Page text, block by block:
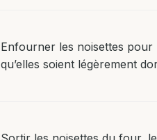
Enfourner les noisettes pour
qu’elles soient légèrement